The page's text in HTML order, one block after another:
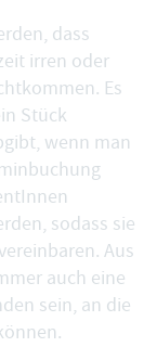
dass
irren oder
Es
Stück
wenn man
sodass sie
Aus
auch eine
sein, an die